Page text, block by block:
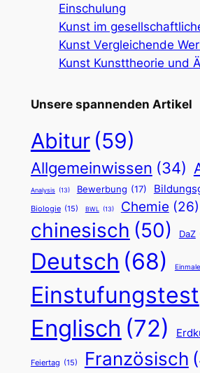
Einschulung
Kunst im
Kunst Vergleichende
Kunst Kunsttheorie und
Unsere spannenden Artikel
Abitur (59)
Allgemeinwissen (34)
Analysis (13) Bewerbung (17)
Biologie (15) BWL (13) Chemie (26)
chinesisch (50) DaZ
Deutsch (68)
Einstufungstest
Englisch (72)
Feiertag (15) Französisch